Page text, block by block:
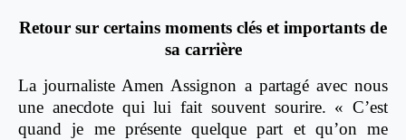
Retour sur certains moments clés et importants de
sa carrière
La journaliste Amen Assignon a partagé avec nous
une anecdote qui lui fait souvent sourire. « C’est
quand je me présente quelque part et qu’on me